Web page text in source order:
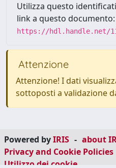
Utilizza questo
link a questo documento:
https://hdl.handle.net/
Attenzione
Attenzione! I dati
sottoposti a validazione
Powered byIRIS - about
Privacy and Cookie Policies
Utilizzo dei cookie